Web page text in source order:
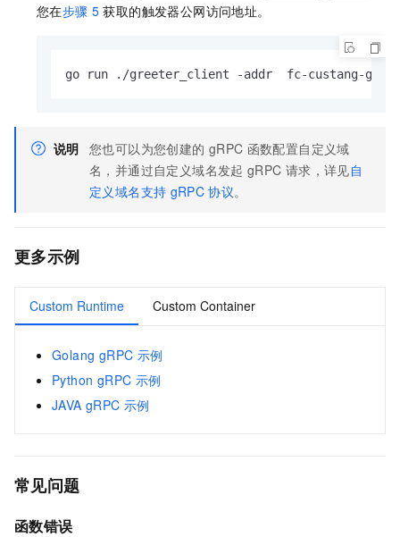
您在步骤 5 获取的触发器公网访问地址。
go run ./greeter_client -addr  fc-custang-
说明 您也可以为您创建的 gRPC 函数配置自定义域
名，并通过自定义域名发起 gRPC 请求，详见自
定义域名支持 gRPC 协议。
更多示例
Custom Runtime Custom Container
Golang gRPC 示例
Python gRPC 示例
JAVA gRPC 示例
常见问题
函数错误